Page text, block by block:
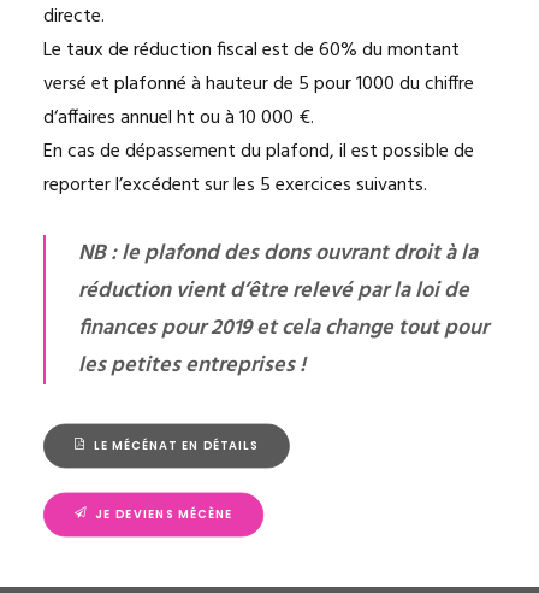
directe.
Le taux de réduction fiscal est de 60% du montant
versé et plafonné à hauteur de 5 pour 1000 du chiffre
d‘affaires annuel ht ou à 10 000 €.
En cas de dépassement du plafond, il est possible de
reporter l’excédent sur les 5 exercices suivants.
NB : le plafond des dons ouvrant droit à la
réduction vient d’être relevé par la loi de
finances pour 2019 et cela change tout pour
les petites entreprises !
LE MÉCÉNAT EN DÉTAILS
JE DEVIENS MÉCÈNE